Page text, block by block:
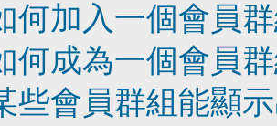
何加入一個會員
何成為一個會員
些會員群組能顯